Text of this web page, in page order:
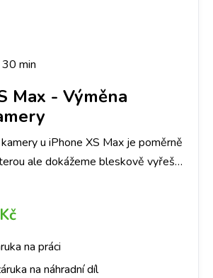
30 min
Max - Výměna
u iPhone XS Max je poměrně
ale dokážeme bleskově vyřešit!
vyměníme.
na práci
na náhradní díl